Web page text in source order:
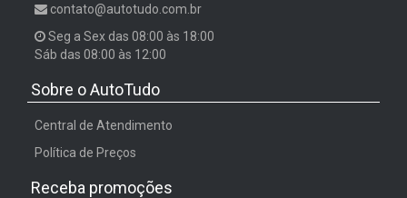
contato@autotudo.com.br
Seg a Sex das 08:00 às 18:00
Sáb das 08:00 às 12:00
Sobre o AutoTudo
Central de Atendimento
Política de Preços
Receba promoções